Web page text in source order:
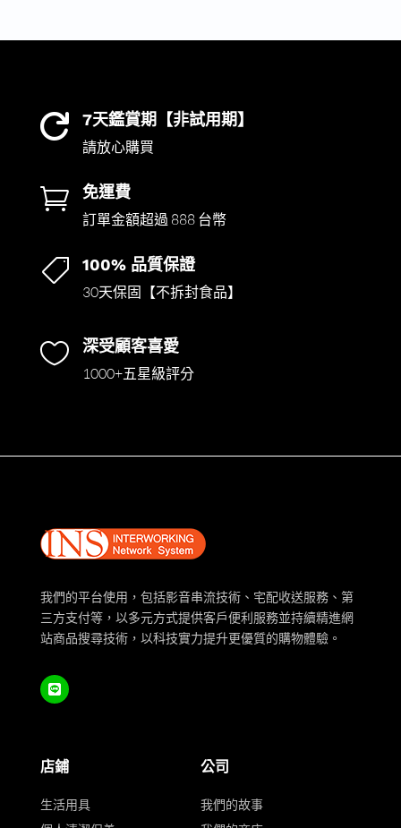
 7天鑑賞期【非試用期】
請放心購買
 免運費
訂單金額超過 888 台幣
 100% 品質保證
30天保固【不拆封食品】
 深受顧客喜愛
1000+五星級評分
我們的平台使用，包括影音串流技術、宅配收送服務、第
三方支付等，以多元方式提供客戶便利服務並持續精進網
站商品搜尋技術，以科技實力提升更優質的購物體驗。
店鋪
生活用具
公司
我們的故事